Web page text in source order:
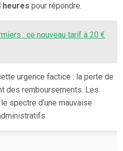
heures pour répondre.
: ce nouveau tarif à 20 €
urgence factice : la perte de
des remboursements. Les
spectre d’une mauvaise